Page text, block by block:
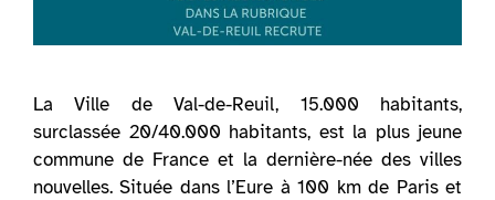
La Ville de Val-de-Reuil, 15.000 habitants,
surclassée 20/40.000 habitants, est la plus jeune
commune de France et la dernière-née des villes
nouvelles. Située dans l’Eure à 100 km de Paris et